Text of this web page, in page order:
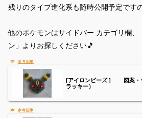
残りのタイプ進化系も随時公開予定です
他のポケモンはサイドバー カテゴリ欄、
ン」よりお探しください🎵
[アイロンビーズ ] 図案・
ラッキー）